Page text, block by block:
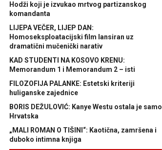
Hodži koji je izvukao mrtvog partizanskog
komandanta
LIJEPA VEČER, LIJEP DAN:
Homoseksploatacijski film lansiran uz
dramatični mučenički narativ
KAD STUDENTI NA KOSOVO KRENU:
Memorandum 1 i Memorandum 2 – isti
FILOZOFIJA PALANKE: Estetski kriteriji
huliganske zajednice
BORIS DEŽULOVIĆ: Kanye Westu ostala je samo
Hrvatska
„MALI ROMAN O TIŠINI“: Kaotična, zamršena i
duboko intimna knjiga